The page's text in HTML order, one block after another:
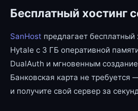
Бесплатный хостинг
SanHost предлагает бесплатный
Hytale с 3 ГБ оперативной
DualAuth и мгновенным
Банковская карта не требуется
и получите свой сервер за